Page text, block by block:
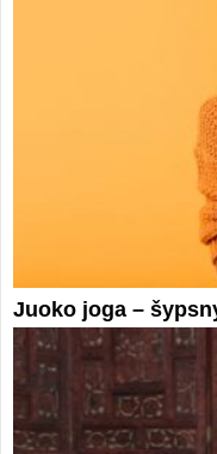
Juoko joga –